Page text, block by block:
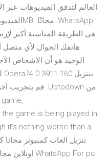
العالم لتدفق الفيديوهات
هاتفك الجوال لأي
الوحيد هو أن الأشخاص
game is being played in
it's nothing worse than a
تنزيل العاب كمبيوتر